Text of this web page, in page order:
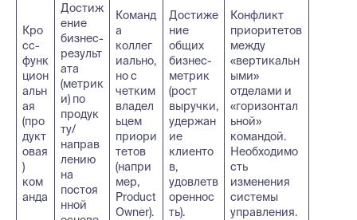
Кро
сс-
функ
цион
альн
ая
(про
дукт
овая
)
ком
анда
Достиж
ение
бизнес-
результ
ата
(метрик
и) по
продук
ту/
направ
лению
на
постоя
нной
Команд
а
коллег
иально,
но с
четким
владел
ьцем
приори
тетов
(напри
мер,
Product
Owner).
Достиже
ние
общих
бизнес-
метрик
(рост
выручки,
удержан
ие
клиенто
в,
удовлетв
ореннос
ть).
Конфликт
приоритетов
между
«вертикальн
ыми»
отделами и
«горизонтал
ьной»
командой.
Необходимо
сть
изменения
системы
управления.